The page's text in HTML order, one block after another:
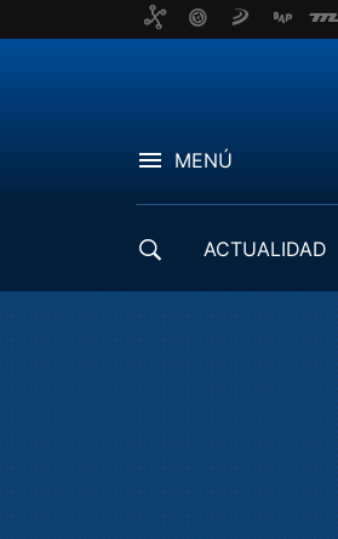
MENÚ
ACTUALIDAD